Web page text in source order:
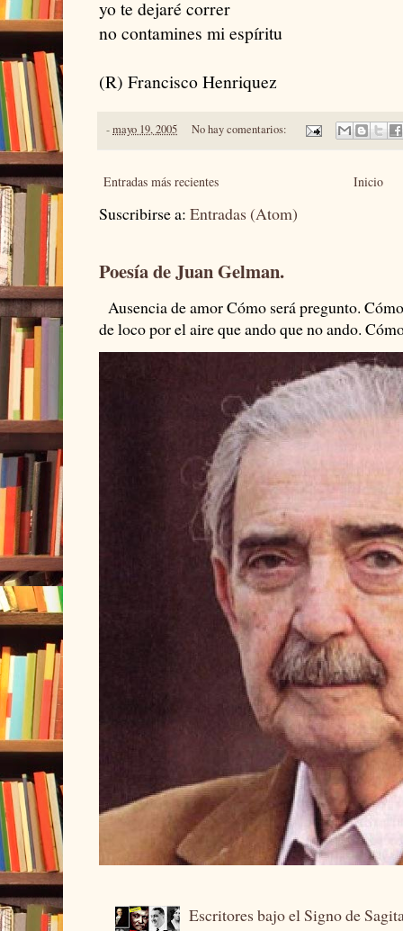
yo te dejaré correr
no contamines mi espíritu
(R) Francisco Henriquez
-mayo 19, 2005 No hay comentarios:
Entradas más recientes Inicio
Suscribirse a: Entradas (Atom)
Poesía de Juan Gelman.
Ausencia de amor Cómo será pregunto.
de loco por el aire que ando que no ando.
Escritores bajo el Signo de